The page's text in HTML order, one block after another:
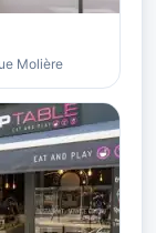
Molière